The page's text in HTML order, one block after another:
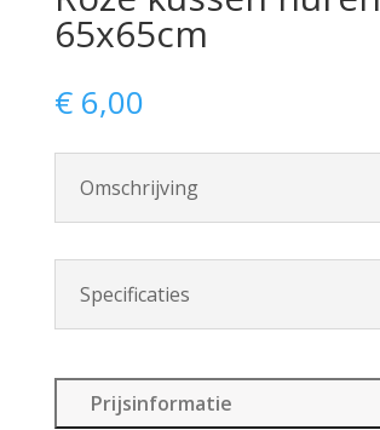
65x65cm
€6,00
Omschrijving
Specificaties
Prijsinformatie